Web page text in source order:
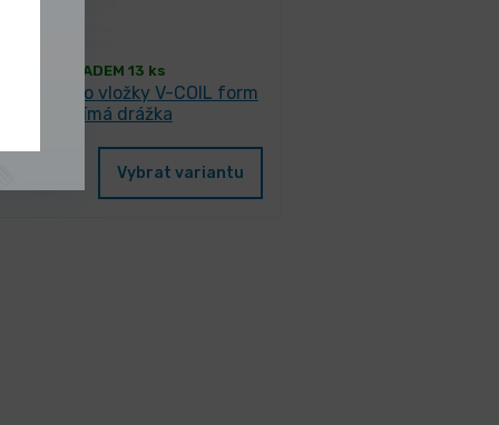
SKLADEM 13 ks
STI pro vložky V-COIL form
B přímá drážka
Vybrat variantu